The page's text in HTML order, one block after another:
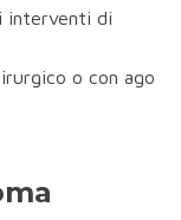
interventi di
o con ago